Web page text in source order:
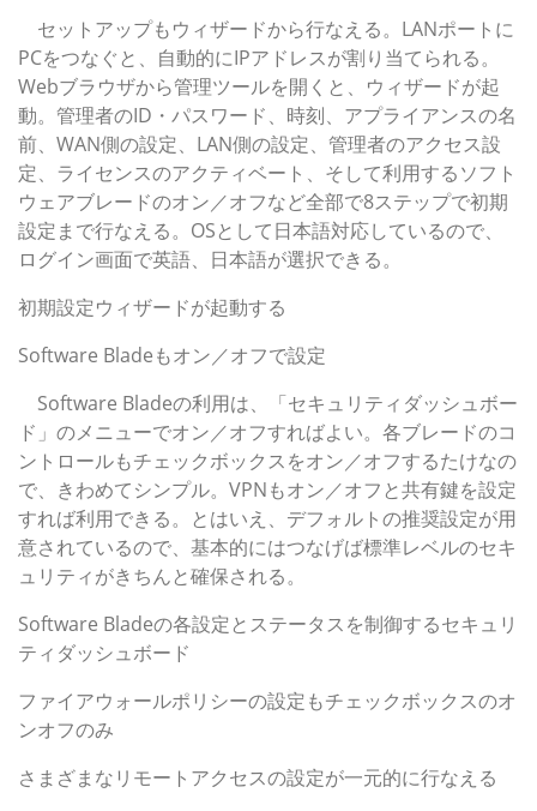
セットアップもウィザードから行なえる。LANポートに
PCをつなぐと、自動的にIPアドレスが割り当てられる。
Webブラウザから管理ツールを開くと、ウィザードが起
動。管理者のID・パスワード、時刻、アプライアンスの名
前、WAN側の設定、LAN側の設定、管理者のアクセス設
定、ライセンスのアクティベート、そして利用するソフト
ウェアブレードのオン／オフなど全部で8ステップで初期
設定まで行なえる。OSとして日本語対応しているので、
ログイン画面で英語、日本語が選択できる。
初期設定ウィザードが起動する
Software Bladeもオン／オフで設定
Software Bladeの利用は、「セキュリティダッシュボー
ド」のメニューでオン／オフすればよい。各ブレードのコ
ントロールもチェックボックスをオン／オフするたけなの
で、きわめてシンプル。VPNもオン／オフと共有鍵を設定
すれば利用できる。とはいえ、デフォルトの推奨設定が用
意されているので、基本的にはつなげば標準レベルのセキ
ュリティがきちんと確保される。
Software Bladeの各設定とステータスを制御するセキュリ
ティダッシュボード
ファイアウォールポリシーの設定もチェックボックスのオ
ンオフのみ
さまざまなリモートアクセスの設定が一元的に行なえる